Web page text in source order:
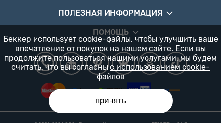
ПОЛЕЗНАЯ ИНФОРМАЦИЯ
ПОМОЩЬ
Беккер использует cookie-файлы, чтобы улучшить ваше
впечатление от покупок на нашем сайте. Если вы
продолжите пользоваться нашими услугами, мы будем
считать, что вы согласны с использованием cookie-
файлов
принять